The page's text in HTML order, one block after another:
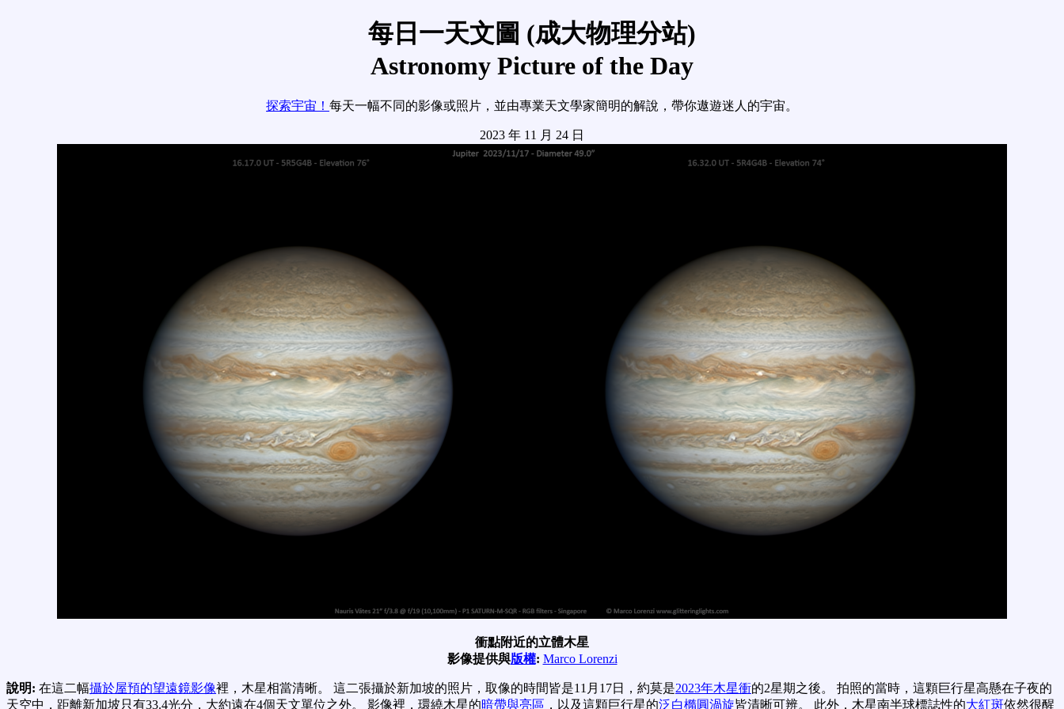
每日一天文圖 (成大物理分站)
Astronomy Picture of the Day
探索宇宙！ 每天一幅不同的影像或照片，並由專業天文學家簡明的解說，帶你遨遊迷人的宇宙。
2023 年 11 月 24 日
衝點附近的立體木星
影像提供與版權: Marco Lorenzi
說明: 在這二幅攝於屋預的望遠鏡影像裡，木星相當清晰。 這二張攝於新加坡的照片，取像的時間皆是11月17日，約莫是2023年木星衝的2星期之後。 拍照的當時，這顆巨行星高懸在子夜的
天空中，距離新加坡只有33.4光分，大約遠在4個天文單位之外。 影像裡，環繞木星的暗帶與亮區 ，以及這顆巨行星的泛白橢圓渦旋皆清晰可辨。 此外，木星南半球標誌性的大紅斑依然很醒